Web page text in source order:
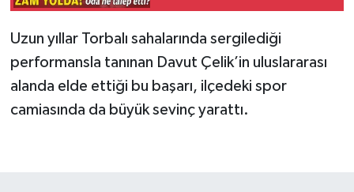
Uzun yıllar Torbalı sahalarında sergilediği
performansla tanınan Davut Çelik’in uluslararası
alanda elde ettiği bu başarı, ilçedeki spor
camiasında da büyük sevinç yarattı.